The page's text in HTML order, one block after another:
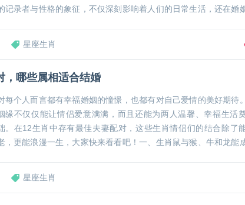
记录者与性格的象征，不仅深刻影响着人们的日常生活，还在婚
星座生肖
，哪些属相适合结婚
每个人而言都有幸福婚姻的憧憬，也都有对自己爱情的美好期待
缘不仅仅能让情侣爱意满满，而且还能为两人温馨、幸福生活
。在12生肖中存有最佳夫妻配对，这些生肖情侣们的结合除了
，更能浪漫一生，大家快来看看吧！一、生肖鼠与猴、牛和龙能
星座生肖